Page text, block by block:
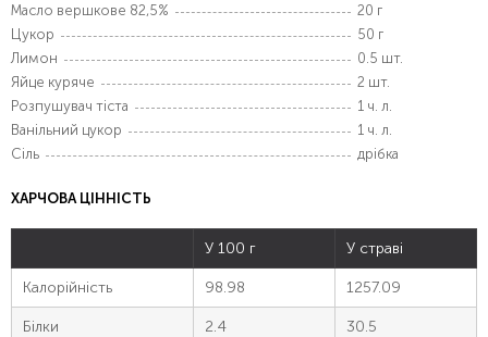
Масло вершкове 82,5%
20 г
Цукор
50 г
Лимон
0.5 шт.
Яйце куряче
2 шт.
Розпушувач тіста
1 ч. л.
Ванільний цукор
1 ч. л.
Сіль
дрібка
ХАРЧОВА ЦІННІСТЬ
У 100 г У страві
Калорійність 98.98 1257.09
Білки 2.4 30.5